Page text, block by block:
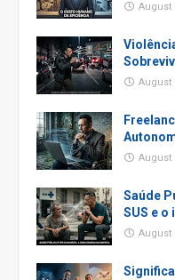
August
August
August
Saúde
SUS e o
August